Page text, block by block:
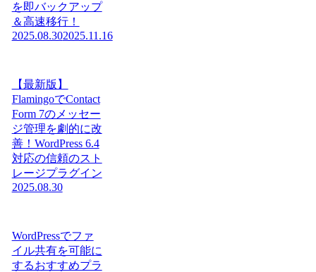
を即バックアップ
＆高速移行！
2025.08.302025.11.16
【最新版】
FlamingoでContact
Form 7のメッセー
ジ管理を劇的に改
善！WordPress 6.4
対応の信頼のスト
レージプラグイン
2025.08.30
WordPressでファ
イル共有を可能に
するおすすめプラ